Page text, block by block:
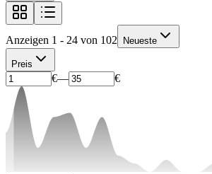
Anzeigen 1 - 24 von 102 Neueste
Preis
€— €